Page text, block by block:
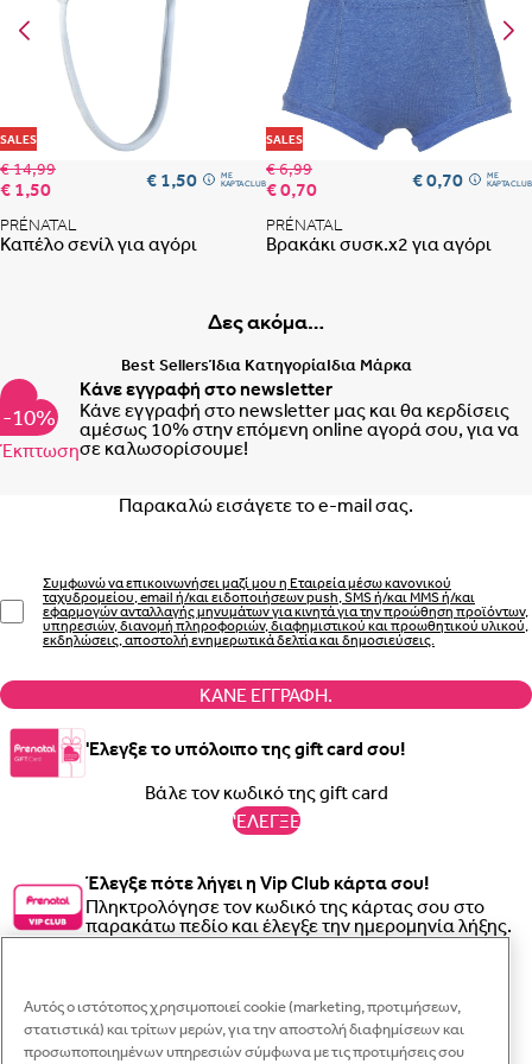
Γραπτό μήνυμα
SALES Προσθήκη στη λίστα αγαπημένων
€ 14,99
€ 1,50 € 1,50 ME
ΚΑΡΤΑ CLUB
PRÉNATAL
Καπέλο σενίλ για αγόρι
SALES
€ 6,99
€ 0,70 € 0,70 ME
ΚΑΡΤΑ CLUB
PRÉNATAL
Βρακάκι συσκ.x2 για αγόρι
Δες ακόμα…
Best SellersΊδια ΚατηγορίαΙδια Μάρκα
-10%
Έκπτωση
Κάνε εγγραφή στο newsletter
Κάνε εγγραφή στο newsletter μας και θα κερδίσεις
αμέσως 10% στην επόμενη online αγορά σου, για να
σε καλωσορίσουμε!
Συμφωνώ να επικοινωνήσει μαζί μου η Εταιρεία μέσω κανονικού
ταχυδρομείου, email ή/και ειδοποιήσεων push, SMS ή/και MMS ή/και
εφαρμογών ανταλλαγής μηνυμάτων για κινητά για την προώθηση προϊόντων,
υπηρεσιών, διανομή πληροφοριών, διαφημιστικού και προωθητικού υλικού,
εκδηλώσεις, αποστολή ενημερωτικά δελτία και δημοσιεύσεις.
ΚΆΝΕ ΕΓΓΡΑΦΉ.
'Ελεγξε το υπόλοιπο της gift card σου!
'ΕΛΕΓΞΕ
Έλεγξε πότε λήγει η Vip Club κάρτα σου!
Πληκτρολόγησε τον κωδικό της κάρτας σου στο
παρακάτω πεδίο και έλεγξε την ημερομηνία λήξης.
'ΕΛΕΓΞΕ
Αυτός ο ιστότοπος χρησιμοποιεί cookie (marketing, προτιμήσεων,
στατιστικά) και τρίτων μερών, για την αποστολή διαφημίσεων και
προσωποποιημένων υπηρεσιών σύμφωνα με τις προτιμήσεις σου